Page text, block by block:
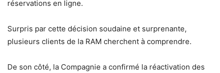
réservations en ligne.
Surpris par cette décision soudaine et surprenante,
plusieurs clients de la RAM cherchent à comprendre.
De son côté, la Compagnie a confirmé la réactivation des